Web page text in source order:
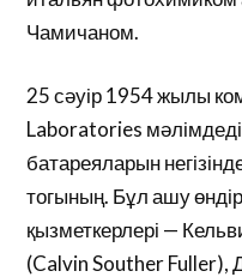
Чамичаном.
25 сәуір 1954 жылы
Laboratories
батареяларын
тогының. Бұл ашу
қызметкерлері —
(Calvin Souther Fuller),